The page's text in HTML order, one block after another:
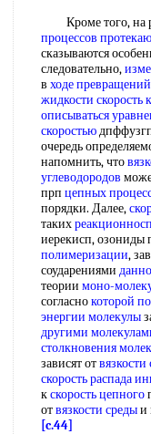
Кроме того, на
процессов
сказываются
следовательно,
в ходе превращений
жидкости скорость
описываться
скоростью
очередь
напомнить, что
углеводородов
прп цепных
порядки. Далее,
таких
иерекисп, озониды
полимеризации,
соударениями
теории моно-
согласнокоторой
энергии молекулы
другими
столкновения
зависят отвязкости
скорость распада
кскорость цепного
отвязкости средыи
[c.44]